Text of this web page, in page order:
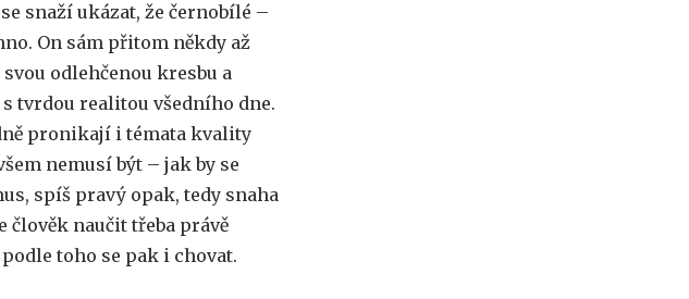
snaží ukázat, že černobílé –
On sám přitom někdy až
odlehčenou kresbu a
tvrdou realitou všedního dne.
pronikají i témata kvality
nemusí být – jak by se
spíš pravý opak, tedy snaha
člověk naučit třeba právě
toho se pak i chovat.